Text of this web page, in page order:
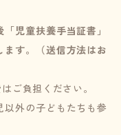
児童扶養手当証書」
す。（送信方法はお
ご負担ください。
外の子どもたちも参